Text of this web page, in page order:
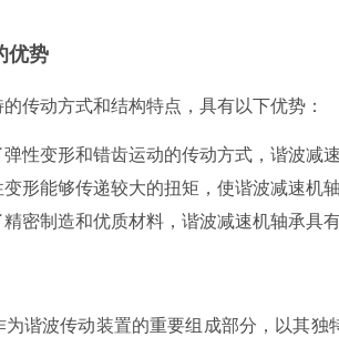
优势
传动方式和结构特点，具有以下优势：
弹性变形和错齿运动的传动方式，谐波减
变形能够传递较大的扭矩，使谐波减速机
精密制造和优质材料，谐波减速机轴承具
谐波传动装置的重要组成部分，以其独